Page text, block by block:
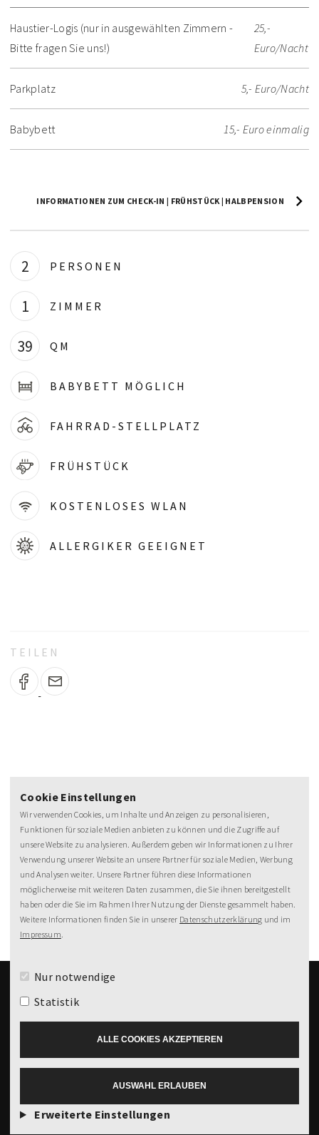
Haustier-Logis (nur in ausgewählten Zimmern -
Bitte fragen Sie uns!)
25,-
Euro/Nacht
Parkplatz 5,- Euro/Nacht
Babybett 15,- Euro einmalig
INFORMATIONEN ZUM CHECK-IN | FRÜHSTÜCK | HALBPENSION
2 PERSONEN
1 ZIMMER
39 QM
BABYBETT MÖGLICH
FAHRRAD-STELLPLATZ
FRÜHSTÜCK
KOSTENLOSES WLAN
ALLERGIKER GEEIGNET
TEILEN
MeineZeit-Post
99%
Weiterempfehlung
Datenschutz
© 2026 by MeineZeit
Mgt. AG
Cookie Einstellungen
Wir verwenden Cookies, um Inhalte und Anzeigen zu personalisieren,
Funktionen für soziale Medien anbieten zu können und die Zugriffe auf
unsere Website zu analysieren. Außerdem geben wir Informationen zu Ihrer
Verwendung unserer Website an unsere Partner für soziale Medien, Werbung
und Analysen weiter. Unsere Partner führen diese Informationen
möglicherweise mit weiteren Daten zusammen, die Sie ihnen bereitgestellt
haben oder die Sie im Rahmen Ihrer Nutzung der Dienste gesammelt haben.
Weitere Informationen finden Sie in unserer Datenschutzerklärung und im
Impressum.
Nur notwendige
Statistik
ALLE COOKIES AKZEPTIEREN
AUSWAHL ERLAUBEN
Erweiterte Einstellungen